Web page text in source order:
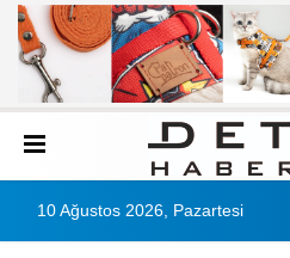
10 Ağustos 2026, Pazartesi